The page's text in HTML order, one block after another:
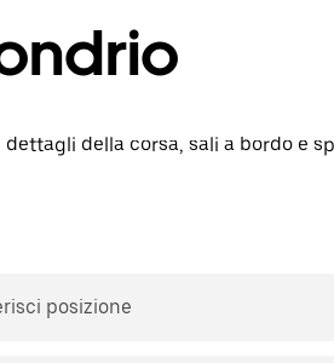
della corsa, sali a bordo e
posizione